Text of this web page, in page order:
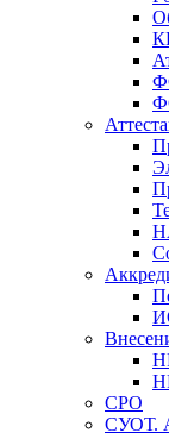
СРО
СУОТ.